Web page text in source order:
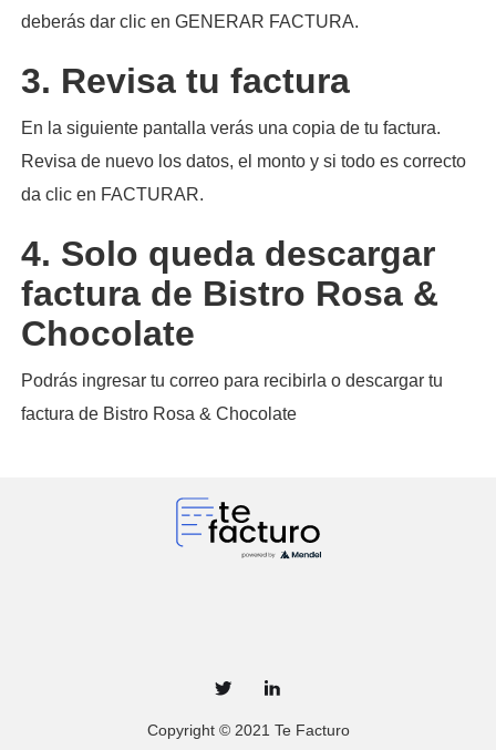
deberás dar clic en GENERAR FACTURA.
3. Revisa tu factura
En la siguiente pantalla verás una copia de tu factura.
Revisa de nuevo los datos, el monto y si todo es correcto
da clic en FACTURAR.
4. Solo queda descargar
factura de Bistro Rosa &
Chocolate
Podrás ingresar tu correo para recibirla o descargar tu
factura de Bistro Rosa & Chocolate
Copyright © 2021 Te Facturo